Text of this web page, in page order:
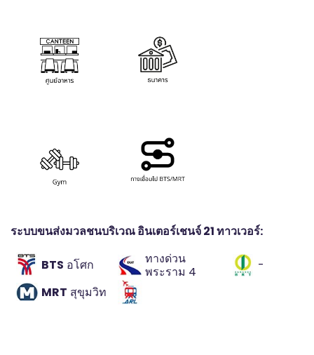
ระบบขนส่งมวลชนบริเวณ อินเตอร์เชนจ์ 21 ทาวเวอร์:
BTS อโศก
ทางด่วน
พระราม 4
-
MRT สุขุมวิท